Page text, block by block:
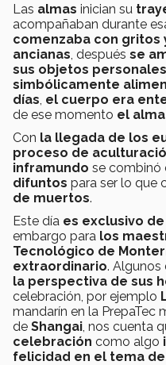
Las almas inician su
acompañaban durante
comenzaba con gritos
ancianas , después se
sus objetos personales
simbólicamente
días el cuerpo era
de ese momento el
Con la llegada de los
proceso de
inframundo se combinó
difuntos para ser lo que
de muertos.
Este día es exclusivo
embargo para los
Tecnológico de
extraordinario. Algunos
la perspectiva de sus
celebración, por ejemplo
mandarín en la PrepaTec
de Shangai , nos cuenta
celebración como algo
felicidad en el tema